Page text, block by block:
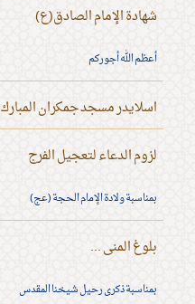
شهادة الإمام الصادق(ع)
أعظم الله أجوركم
اسلايدر مسجد جمكران المبارك
لزوم الدعاء لتعجيل الفرج
بمناسبة ولادة الإمام الحجة (عج)
بلوغ المنى ...
بمناسبة ذكرى رحيل شيخنا المقدس